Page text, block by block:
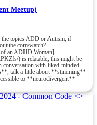
Meetup)
the topics ADD or Autism, if
watch?
an ADHD Woman]
) is relatable, this might be
conversation with liked-minded
talk a little about **stimming**
to **neurodivergent**